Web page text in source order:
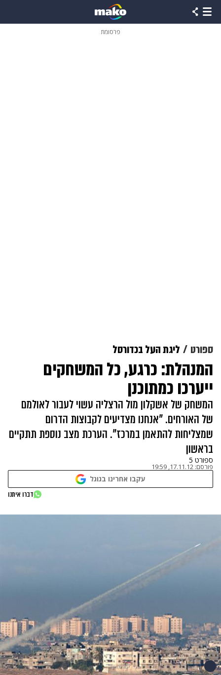
פרסומת
ספורט ליגת העל בכדורסל
המנהלת: כרגע, כל המשחקים
ייערכו כמתוכנן
המשחק של אשקלון מול הרצליה עשוי לעבור לאולמם
של האורחים. "אנחנו מצדיעים לקבוצות הדרום
שמצליחות להתאמן במרכז". הערכת מצב נוספת תתקיים
בראשון
ספורט 5
פורסם: 17.11.12, 19:59
עקבו אחרינו בגוגל
דברו איתנו